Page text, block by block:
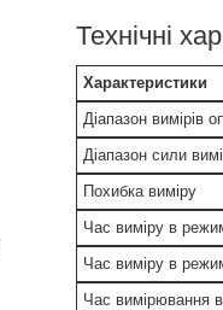
Технічні
Характеристики
Діапазон вимірів
Діапазон сили
Похибка виміру
Час виміру в
Час виміру в
Час вимірювання